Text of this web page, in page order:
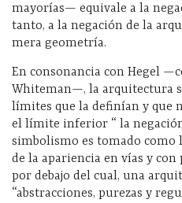
mayorías— equivale a la
tanto, a la negación de la
mera geometría.
En consonancia con Hegel
Whiteman—, la arquitectura
límites que la definían y que
el límite inferior “ la
simbolismo es tomado como
de la apariencia en vías y
por debajo del cual, una
“abstracciones, purezas y